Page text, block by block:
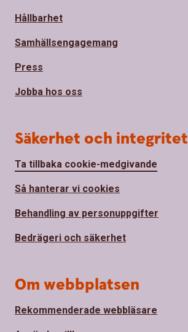
Hållbarhet
Samhällsengagemang
Press
Jobba hos oss
Säkerhet och integritet
Ta tillbaka cookie-medgivande
Så hanterar vi cookies
Behandling av personuppgifter
Bedrägeri och säkerhet
Om webbplatsen
Rekommenderade webbläsare